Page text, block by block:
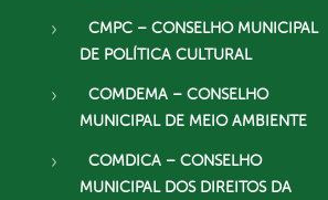
CMPC – CONSELHO MUNICIPAL
DE POLÍTICA CULTURAL
COMDEMA – CONSELHO
MUNICIPAL DE MEIO AMBIENTE
COMDICA – CONSELHO
MUNICIPAL DOS DIREITOS DA